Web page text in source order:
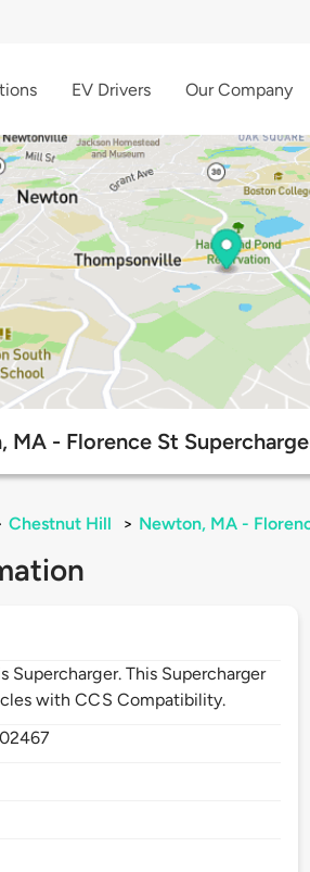
EV Drivers Our Company
MA - Florence St
Chestnut Hill > Newton, MA -
Supercharger. This Supercharger
with CCS Compatibility.
02467